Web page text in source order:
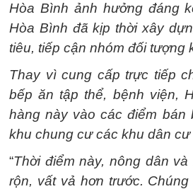
Hòa Bình ảnh hưởng đáng
Hòa Bình đã kịp thời xây
tiêu, tiếp cận nhóm đối tượng
Thay vì cung cấp trực tiếp
bếp ăn tập thể, bệnh viện,
hàng này vào các điểm bán
khu chung cư các khu dân cư
“Thời điểm này, nông dân
rộn, vất vả hơn trước.